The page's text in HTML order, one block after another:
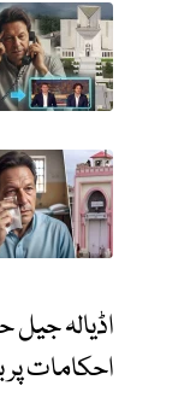
اڈیالہ
احکامات